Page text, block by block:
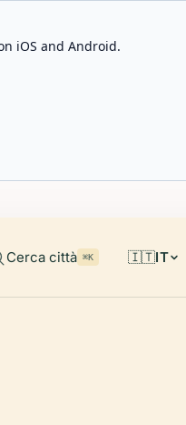
iOS and Android.
Cerca città ⌘K 🇮🇹IT